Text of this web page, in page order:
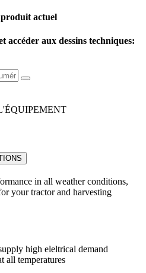
actuel
accéder aux dessins techniques:
in all weather conditions,
your tractor and harvesting
high eleltrical demand
all temperatures